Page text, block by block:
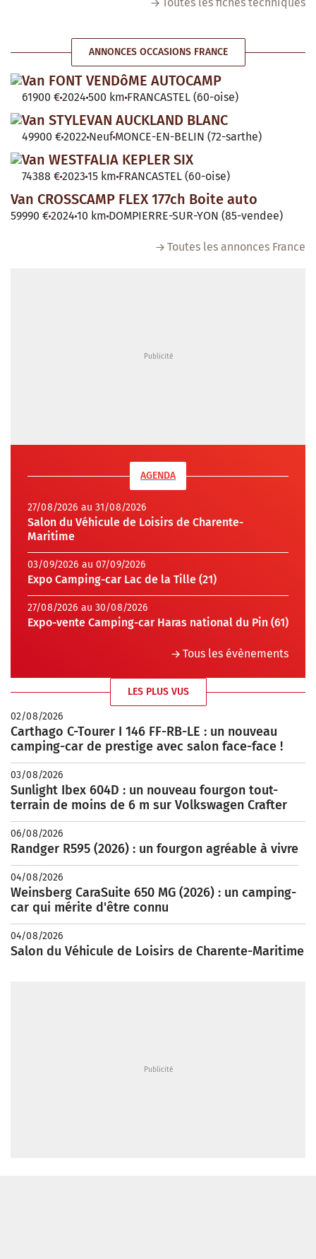
ANNONCES OCCASIONS FRANCE
Van FONT VENDôME AUTOCAMP
61900 €2024 500 km FRANCASTEL (60-oise)
Van STYLEVAN AUCKLAND BLANC
49900 €2022 Neuf MONCE-EN-BELIN (72-sarthe)
Van WESTFALIA KEPLER SIX
74388 €2023 15 km FRANCASTEL (60-oise)
Van CROSSCAMP FLEX 177ch Boite auto
59990 €2024 10 km DOMPIERRE-SUR-YON (85-vendee)
Toutes les annonces France
AGENDA
27/08/2026 au 31/08/2026
Salon du Véhicule de Loisirs de Charente-
Maritime
03/09/2026 au 07/09/2026
Expo Camping-car Lac de la Tille (21)
27/08/2026 au 30/08/2026
Expo-vente Camping-car Haras national du Pin (61)
Tous les évènements
LES PLUS VUS
02/08/2026
Carthago C-Tourer I 146 FF-RB-LE : un nouveau
camping-car de prestige avec salon face-face !
03/08/2026
Sunlight Ibex 604D : un nouveau fourgon tout-
terrain de moins de 6 m sur Volkswagen Crafter
06/08/2026
Randger R595 (2026) : un fourgon agréable à vivre
04/08/2026
Weinsberg CaraSuite 650 MG (2026) : un camping-
car qui mérite d'être connu
04/08/2026
Salon du Véhicule de Loisirs de Charente-Maritime